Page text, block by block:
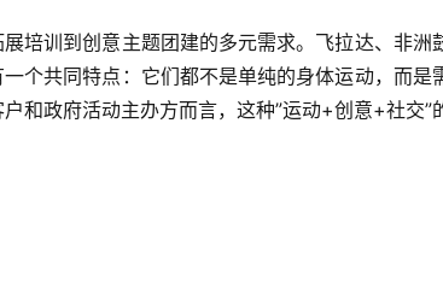
培训到创意主题团建的多元需求。飞拉达、非
个共同特点：它们都不是单纯的身体运动，而是
和政府活动主办方而言，这种”运动+创意+社交